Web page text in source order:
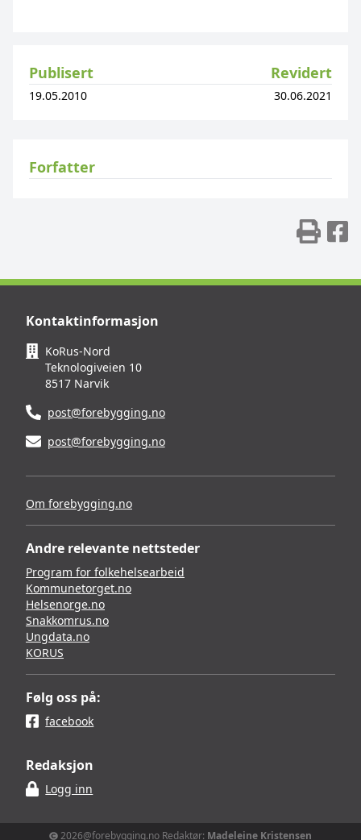
Publisert Revidert
19.05.2010 30.06.2021
Forfatter
Kontaktinformasjon
KoRus-Nord
Teknologiveien 10
8517 Narvik
post@forebygging.no
post@forebygging.no
Om forebygging.no
Andre relevante nettsteder
Program for folkehelsearbeid
Kommunetorget.no
Helsenorge.no
Snakkomrus.no
Ungdata.no
KORUS
Følg oss på:
facebook
Redaksjon
Logg inn
2026@forebygging.no Redaktør: Madeleine Kristensen